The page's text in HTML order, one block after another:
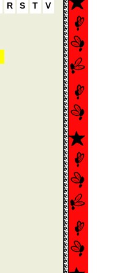
V
T
S
R